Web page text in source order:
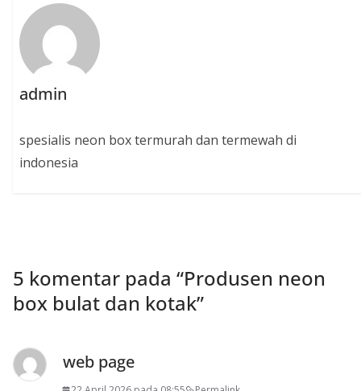
admin
spesialis neon box termurah dan termewah di
indonesia
5 komentar pada “Produsen neon
box bulat dan kotak”
web page